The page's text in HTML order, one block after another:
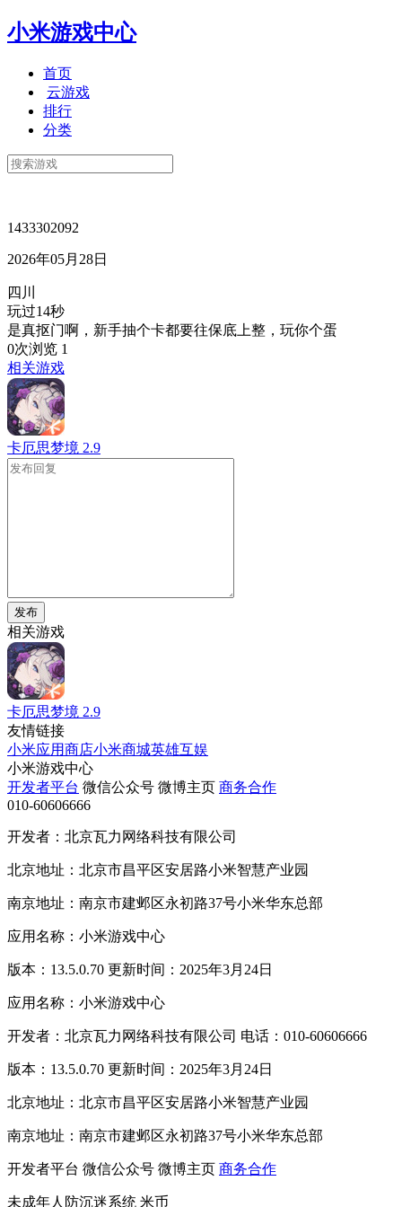
小米游戏中心
首页
云游戏
排行
分类
1433302092
2026年05月28日
四川
玩过14秒
是真抠门啊，新手抽个卡都要往保底上整，玩你个蛋
0次浏览 1
相关游戏
卡厄思梦境 2.9
发布
相关游戏
卡厄思梦境 2.9
友情链接
小米应用商店小米商城英雄互娱
小米游戏中心
开发者平台 微信公众号 微博主页 商务合作
010-60606666
开发者：北京瓦力网络科技有限公司
北京地址：北京市昌平区安居路小米智慧产业园
南京地址：南京市建邺区永初路37号小米华东总部
应用名称：小米游戏中心
版本：13.5.0.70 更新时间：2025年3月24日
应用名称：小米游戏中心
开发者：北京瓦力网络科技有限公司 电话：010-60606666
版本：13.5.0.70 更新时间：2025年3月24日
北京地址：北京市昌平区安居路小米智慧产业园
南京地址：南京市建邺区永初路37号小米华东总部
开发者平台 微信公众号 微博主页 商务合作
未成年人防沉迷系统 米币